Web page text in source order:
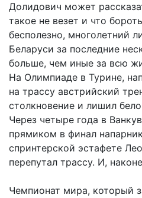
Долидович может
такое не везет и что
бесполезно, многолетний
Беларуси за последние
больше, чем иные за всю
На Олимпиаде в Турине,
на трассу австрийский
столкновение и лишил
Через четыре года в
прямиком в финал
спринтерской эстафете
перепутал трассу. И,
Чемпионат мира, который